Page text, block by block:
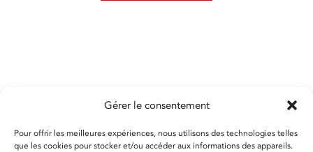
Gérer le consentement
Pour offrir les meilleures expériences, nous utilisons des technologies telles
que les cookies pour stocker et/ou accéder aux informations des appareils.
8H30 à 17H30